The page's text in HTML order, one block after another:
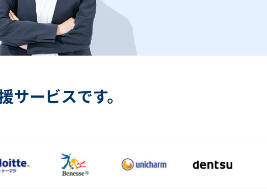
サービスです。